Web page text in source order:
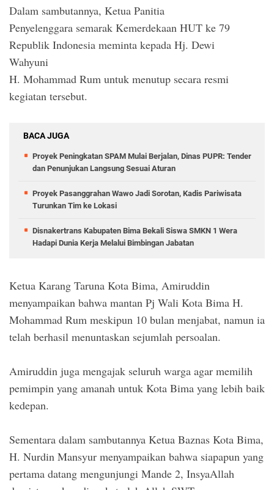
Dalam sambutannya, Ketua Panitia
Penyelenggara semarak Kemerdekaan HUT ke 79
Republik Indonesia meminta kepada Hj. Dewi
Wahyuni
H. Mohammad Rum untuk menutup secara resmi
kegiatan tersebut.
BACA JUGA
Proyek Peningkatan SPAM Mulai Berjalan, Dinas PUPR: Tender
dan Penunjukan Langsung Sesuai Aturan
Proyek Pasanggrahan Wawo Jadi Sorotan, Kadis Pariwisata
Turunkan Tim ke Lokasi
Disnakertrans Kabupaten Bima Bekali Siswa SMKN 1 Wera
Hadapi Dunia Kerja Melalui Bimbingan Jabatan
Ketua Karang Taruna Kota Bima, Amiruddin
menyampaikan bahwa mantan Pj Wali Kota Bima H.
Mohammad Rum meskipun 10 bulan menjabat, namun ia
telah berhasil menuntaskan sejumlah persoalan.
Amiruddin juga mengajak seluruh warga agar memilih
pemimpin yang amanah untuk Kota Bima yang lebih baik
kedepan.
Sementara dalam sambutannya Ketua Baznas Kota Bima,
H. Nurdin Mansyur menyampaikan bahwa siapapun yang
pertama datang mengunjungi Mande 2, InsyaAllah